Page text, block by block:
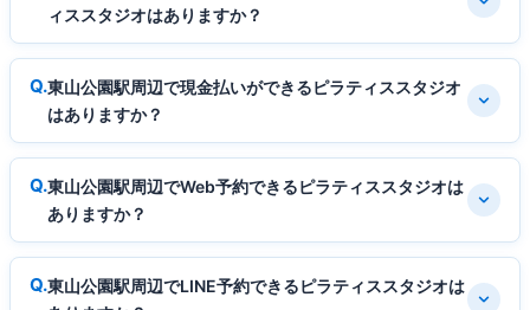
ィススタジオはありますか？
東山公園駅周辺で現金払いができるピラティススタジオ
はありますか？
東山公園駅周辺でWeb予約できるピラティススタジオは
ありますか？
東山公園駅周辺でLINE予約できるピラティススタジオは